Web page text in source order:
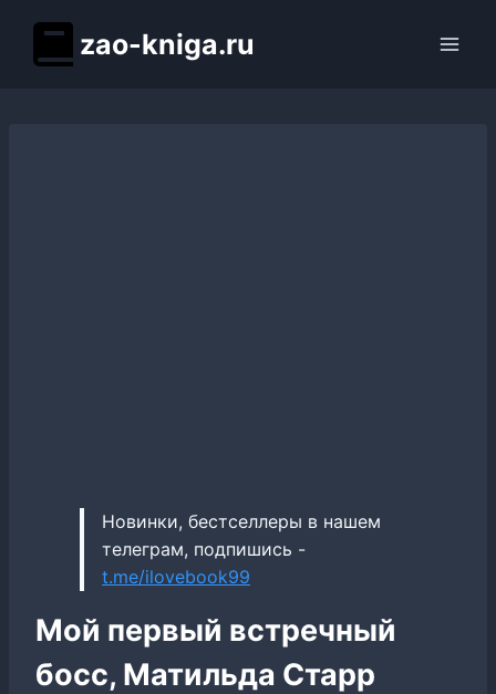
содержимому
zao-kniga.ru
Новинки, бестселлеры в нашем
телеграм, подпишись -
t.me/ilovebook99
Мой первый встречный
босс, Матильда Старр